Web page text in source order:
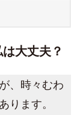
大丈夫？
、時々むわ
ります。